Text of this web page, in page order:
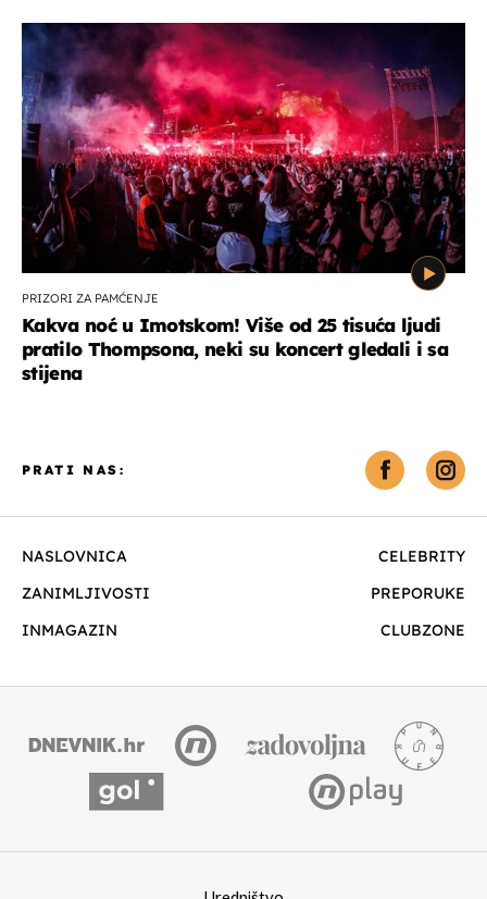
PRIZORI ZA PAMĆENJE
Kakva noć u Imotskom! Više od 25 tisuća ljudi
pratilo Thompsona, neki su koncert gledali i sa
stijena
NASLOVNICA
CELEBRITY
ZANIMLJIVOSTI
PREPORUKE
INMAGAZIN
CLUBZONE
PRATI NAS: